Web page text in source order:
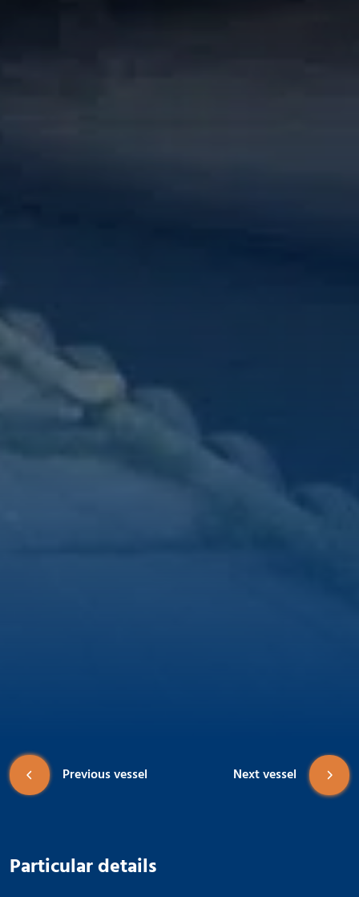
Previous vessel Next vessel
Particular details